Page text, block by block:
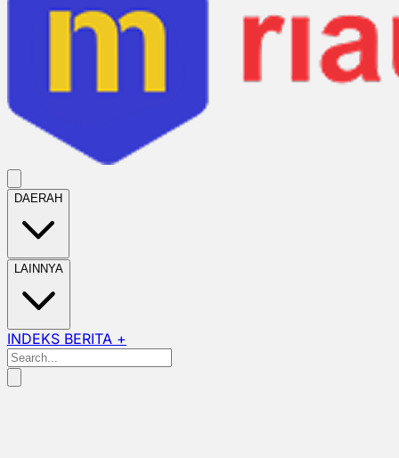
DAERAH
LAINNYA
INDEKS BERITA +